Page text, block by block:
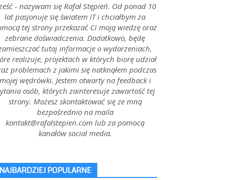
- nazywam się Rafał Stępień. Od ponad 10
lat pasjonuje się światem IT i chciałbym za
tej strony przekazać Ci moją wiedzę oraz
zebrane doświadczenia. Dodatkowo, będę
tutaj informacje o wydarzeniach,
realizuje, projektach w których biorę udział
problemach z jakimi się natknąłem podczas
mojej wędrówki. Jestem otwarty na feedback i
osób, których zainteresuje zawartość tej
strony. Możesz skontaktować się ze mną
bezpośrednio na maila
kontakt@rafalstepien.com lub za pomocą
kanałów social media.
NAJBARDZIEJ POPULARNE